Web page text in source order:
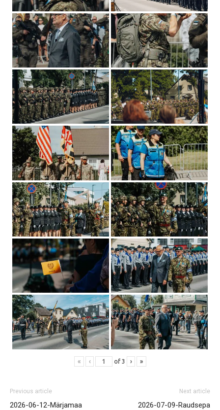
« ‹ of 3 › »
Previous article
2026-06-12-Märjamaa
Next article
2026-07-09-Raudsepa